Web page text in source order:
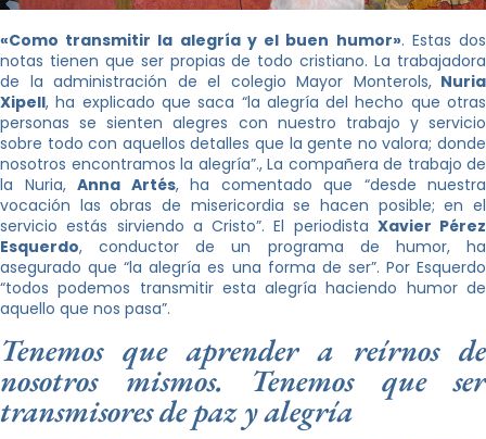
«Como transmitir la alegría y el buen humor». Estas dos
notas tienen que ser propias de todo cristiano. La trabajadora
de la administración de el colegio Mayor Monterols,Nuria
Xipell, ha explicado que saca “la alegría del hecho que otras
personas se sienten alegres con nuestro trabajo y servicio
sobre todo con aquellos detalles que la gente no valora; donde
nosotros encontramos la alegría”., La compañera de trabajo de
la Nuria, Anna Artés, ha comentado que “desde nuestra
vocación las obras de misericordia se hacen posible; en el
servicio estás sirviendo a Cristo”. El periodista Xavier Pérez
Esquerdo, conductor de un programa de humor, ha
asegurado que “la alegría es una forma de ser”. Por Esquerdo
“todos podemos transmitir esta alegría haciendo humor de
aquello que nos pasa”.
Tenemos que aprender a reírnos de
nosotros mismos. Tenemos que ser
transmisores de paz y alegría